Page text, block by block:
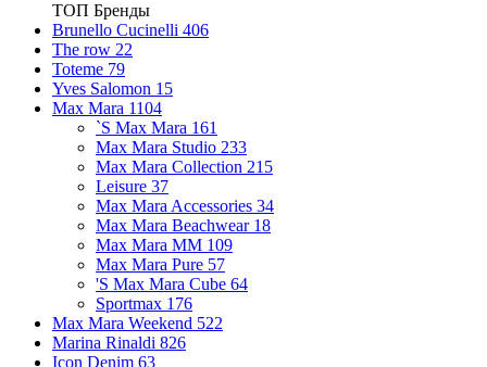
ТОП Бренды
Brunello Cucinelli 406
The row 22
Toteme 79
Yves Salomon 15
Max Mara 1104
`S Max Mara 161
Max Mara Studio 233
Max Mara Collection 215
Leisure 37
Max Mara Accessories 34
Max Mara Beachwear 18
Max Mara MM 109
Max Mara Pure 57
'S Max Mara Cube 64
Sportmax 176
Max Mara Weekend 522
Marina Rinaldi 826
Icon Denim 63